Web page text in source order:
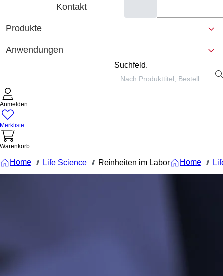
Kontakt
Produkte
Anwendungen
Suchfeld.
Anmelden
Merkliste
Warenkorb
Home /// Life Science /// Reinheiten im Labor Home ///